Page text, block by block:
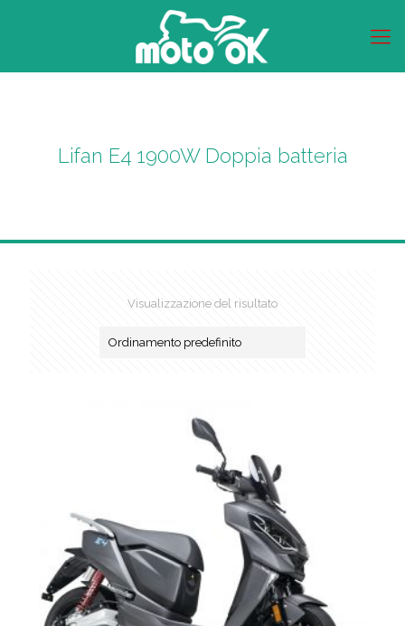
Lifan E4 1900W Doppia batteria
Visualizzazione del risultato